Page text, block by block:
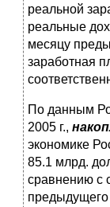
реальной
реальные
месяцу
заработная
По данным
2005 г.,
экономике
85.1 млрд.
сравнению с